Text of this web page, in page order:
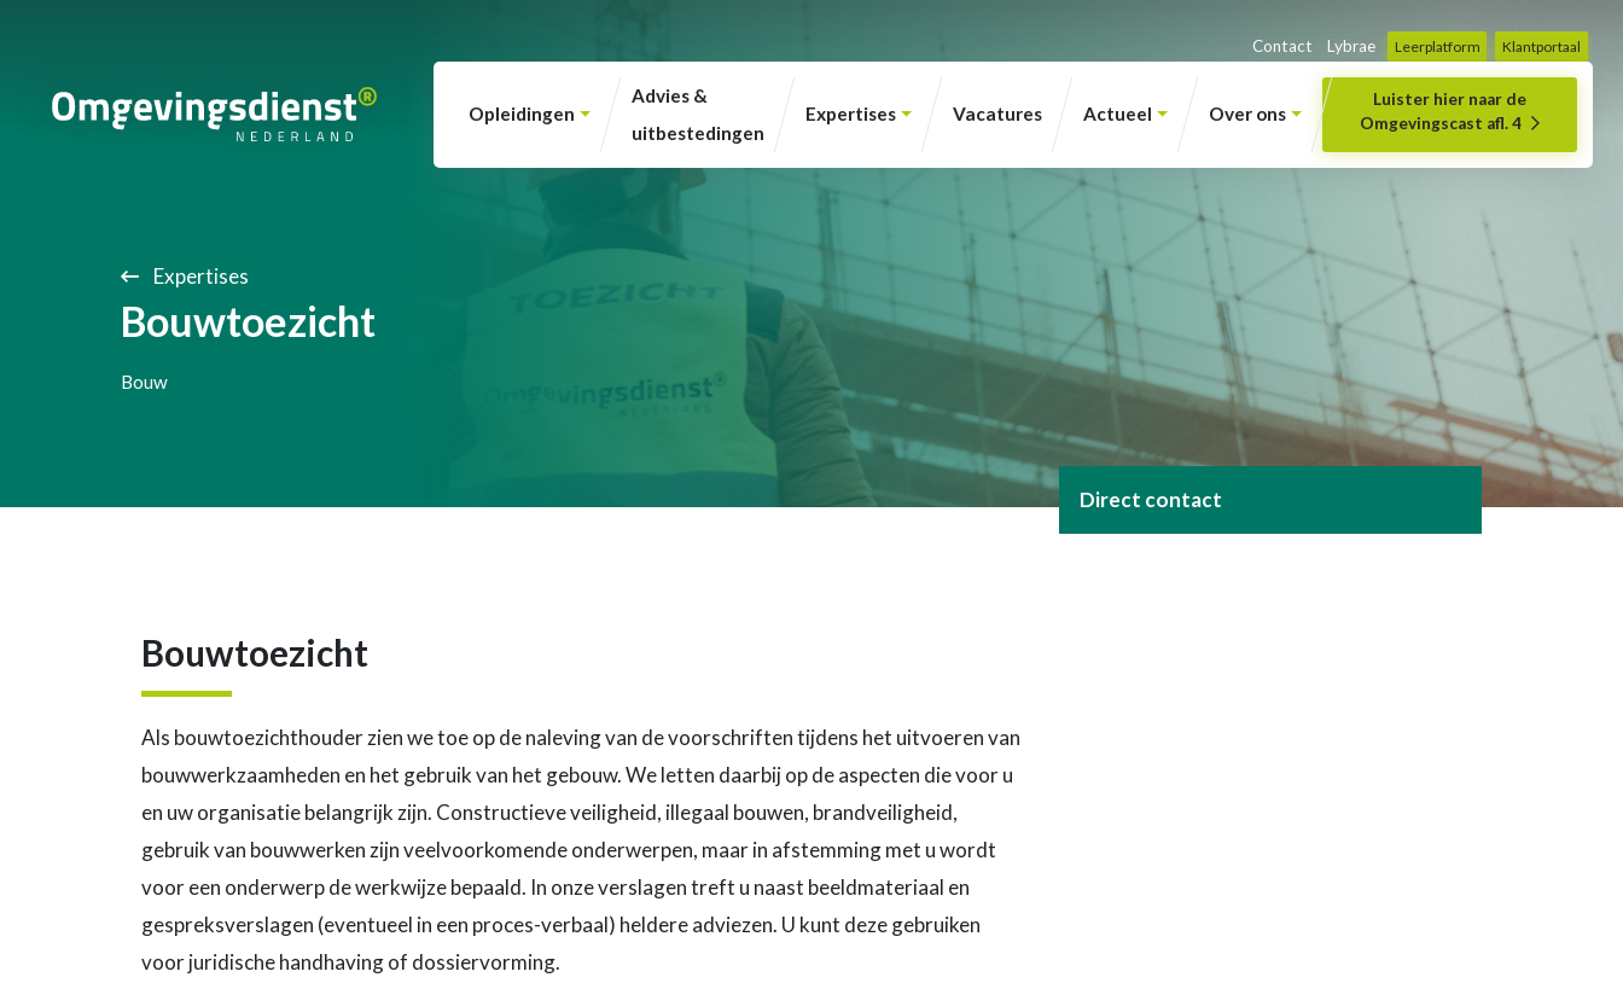
Contact Lybrae Leerplatform Klantportaal
Opleidingen
Advies &
uitbestedingen
Expertises Vacatures Actueel Over ons
Luister hier naar de
Omgevingscast afl. 4
Expertises
Bouwtoezicht
Bouw
Bouwtoezicht
Als bouwtoezichthouder zien we toe op de naleving van de voorschriften tijdens het uitvoeren van
bouwwerkzaamheden en het gebruik van het gebouw. We letten daarbij op de aspecten die voor u
en uw organisatie belangrijk zijn. Constructieve veiligheid, illegaal bouwen, brandveiligheid,
gebruik van bouwwerken zijn veelvoorkomende onderwerpen, maar in afstemming met u wordt
voor een onderwerp de werkwijze bepaald. In onze verslagen treft u naast beeldmateriaal en
gespreksverslagen (eventueel in een proces-verbaal) heldere adviezen. U kunt deze gebruiken
voor juridische handhaving of dossiervorming.
Direct contact